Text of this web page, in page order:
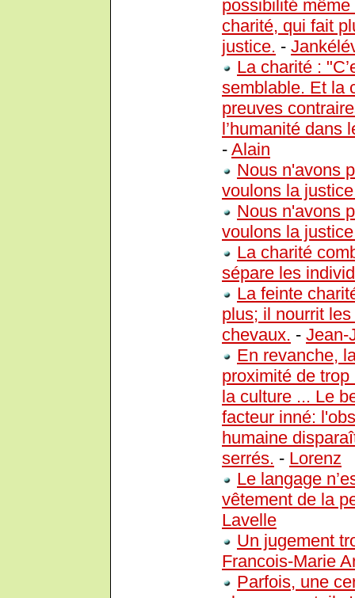
possibilité
charité, qui fait
justice. -
La charité :
semblable. Et la
preuves
l’humanité dans
- Alain
Nous n'avons
voulons la
Nous n'avons
voulons la
La charité
sépare les
La feinte
plus; il nourrit
chevaux. - Jean-
En revanche,
proximité de
la culture ... Le
facteur inné:
humaine
serrés. - Lorenz
Le langage
vêtement de la
Lavelle
Un jugement
Francois-Marie
Parfois, une